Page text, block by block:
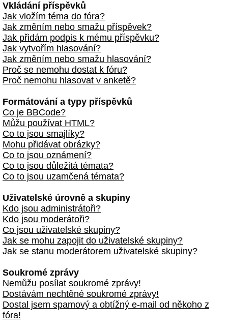
Vkládání příspěvků
Jak vložím téma do fóra?
Jak změním nebo smažu příspěvek?
Jak přidám podpis k mému příspěvku?
Jak vytvořím hlasování?
Jak změním nebo smažu hlasování?
Proč se nemohu dostat k fóru?
Proč nemohu hlasovat v anketě?
Formátování a typy příspěvků
Co je BBCode?
Můžu používat HTML?
Co to jsou smajlíky?
Mohu přidávat obrázky?
Co to jsou oznámení?
Co to jsou důležitá témata?
Co to jsou uzamčená témata?
Uživatelské úrovně a skupiny
Kdo jsou administrátoři?
Kdo jsou moderátoři?
Co jsou uživatelské skupiny?
Jak se mohu zapojit do uživatelské skupiny?
Jak se stanu moderátorem uživatelské skupiny?
Soukromé zprávy
Nemůžu posílat soukromé zprávy!
Dostávám nechtěné soukromé zprávy!
Dostal jsem spamový a obtížný e-mail od někoho z
fóra!